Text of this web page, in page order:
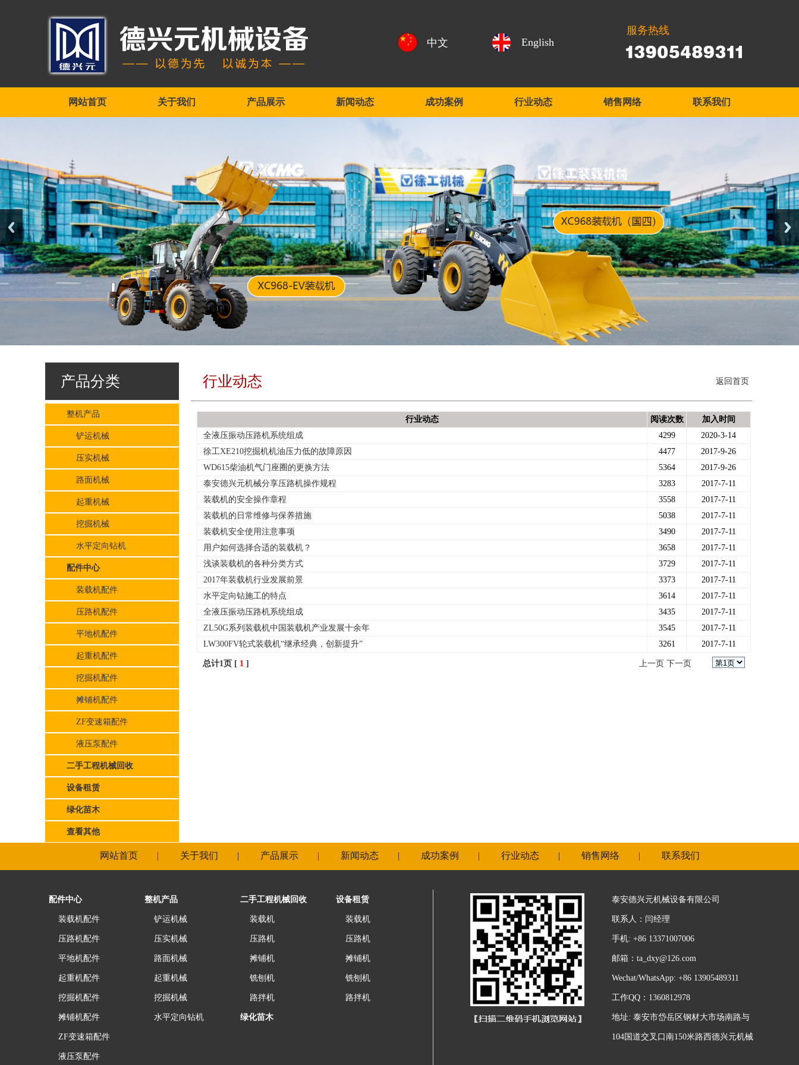
中文 English
服务热线
网站首页 关于我们 产品展示 新闻动态 成功案例 行业动态 销售网络 联系我们
产品分类
整机产品
铲运机械
压实机械
路面机械
起重机械
挖掘机械
水平定向钻机
配件中心
装载机配件
压路机配件
平地机配件
起重机配件
挖掘机配件
摊铺机配件
ZF变速箱配件
液压泵配件
二手工程机械回收
设备租赁
绿化苗木
查看其他
行业动态 返回首页
行业动态 阅读次数
加入时间
全液压振动压路机系统组成
4299
2020-3-14
徐工XE210挖掘机机油压力低的故障原因
4477
2017-9-26
WD615柴油机气门座圈的更换方法
5364
2017-9-26
泰安德兴元机械分享压路机操作规程
3283
2017-7-11
装载机的安全操作章程
3558
2017-7-11
装载机的日常维修与保养措施
5038
2017-7-11
装载机安全使用注意事项
3490
2017-7-11
用户如何选择合适的装载机？
3658
2017-7-11
浅谈装载机的各种分类方式
3729
2017-7-11
2017年装载机行业发展前景
3373
2017-7-11
水平定向钻施工的特点
3614
2017-7-11
全液压振动压路机系统组成
3435
2017-7-11
ZL50G系列装载机中国装载机产业发展十余年
3545
2017-7-11
LW300FV轮式装载机“继承经典，创新提升”
3261 2017-7-11
总计1页 [ 1 ] 上一页 下一页
网站首页| 关于我们 | 产品展示| 新闻动态| 成功案例 | 行业动态| 销售网络 | 联系我们
配件中心
装载机配件
压路机配件
平地机配件
起重机配件
挖掘机配件
摊铺机配件
ZF变速箱配件
液压泵配件
整机产品
铲运机械
压实机械
路面机械
起重机械
挖掘机械
水平定向钻机
二手工程机械回收
装载机
压路机
摊铺机
铣刨机
路拌机
绿化苗木
设备租赁
装载机
压路机
摊铺机
铣刨机
路拌机
泰安德兴元机械设备有限公司
联系人：闫经理
手机: +86 13371007006
邮箱： ta_dxy@126.com
Wechat/WhatsApp: +86 13905489311
工作QQ：1360812978
地址: 泰安市岱岳区钢材大市场南路与
104国道交叉口南150米路西德兴元机械